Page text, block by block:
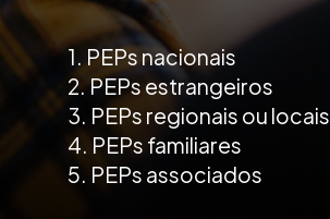
1. PEPs nacionais
2. PEPs estrangeiros
3. PEPs regionais ou locais
4. PEPs familiares
5. PEPs associados